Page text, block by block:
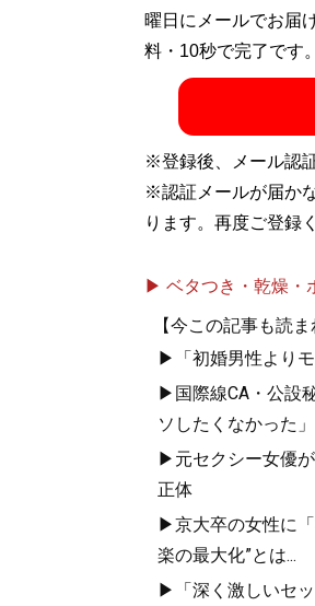
曜日にメールでお届
料・10秒で完了です。
※登録後、メール認
※認証メールが届か
ります。再度ご登録
▶ ベタつき・乾燥・
【今この記事も読ま
▶「初婚男性より
▶国際線CA・公設
ソしたくなかった
▶元セクシー女優が
正体
▶京大卒の女性に
楽の最大化”とは...
▶「深く激しいセ